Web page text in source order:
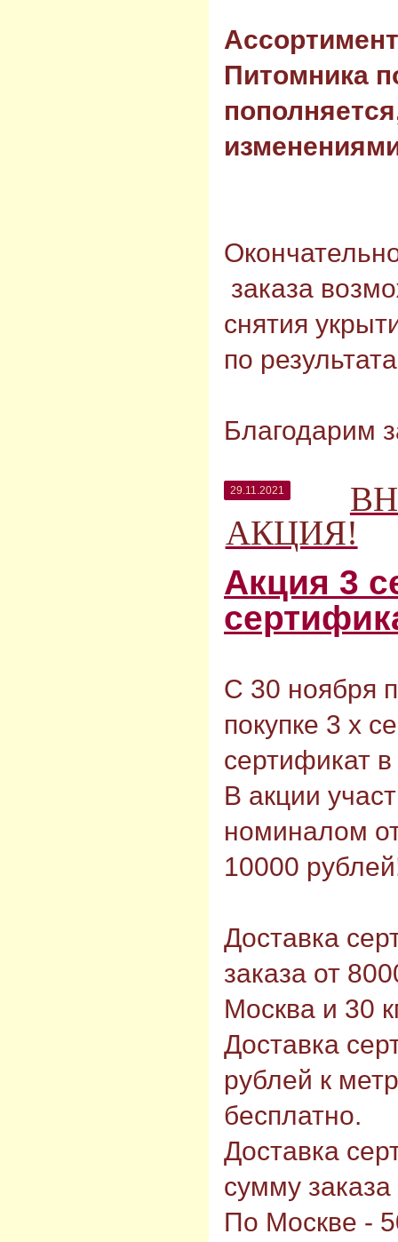
Ассортимент
Питомника
заказа
снятия
по
Благодарим
29.11.2021
АКЦИЯ!
Акция 3
С 30 ноября
покупке 3 х
сертификат
В акции
номиналом
10000
Доставка
заказа от
Москва и 30
Доставка
рублей к
бесплатно.
Доставка
сумму
По Москве -